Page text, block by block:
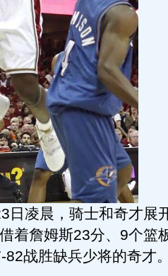
凌晨，骑士和奇才展
着詹姆斯23分、9个篮
82战胜缺兵少将的奇才